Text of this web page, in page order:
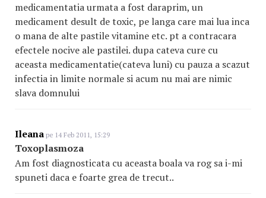
medicamentatia urmata a fost daraprim, un
medicament desult de toxic, pe langa care mai lua inca
o mana de alte pastile vitamine etc. pt a contracara
efectele nocive ale pastilei. dupa cateva cure cu
aceasta medicamentatie(cateva luni) cu pauza a scazut
infectia in limite normale si acum nu mai are nimic
slava domnului
Ileana pe 14 Feb 2011, 15:29
Toxoplasmoza
Am fost diagnosticata cu aceasta boala va rog sa i-mi
spuneti daca e foarte grea de trecut..